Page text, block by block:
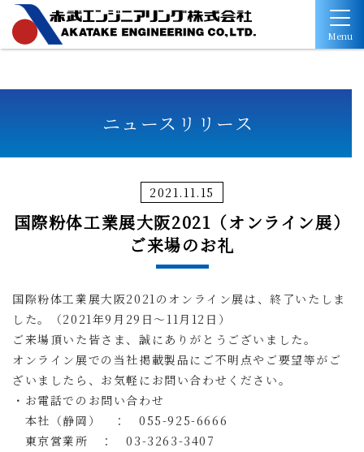
Menu
ニュースリリース
2021.11.15
国際粉体工業展大阪2021（オンライン展）
ご来場のお礼
国際粉体工業展大阪2021のオンライン展は、終了いたしま
した。
（2021年9月29日～11月12日）
ご来場頂いた皆さま、誠にありがとうございました。
オンライン展での当社掲載製品にご不明点やご要望等がご
ざいましたら、お気軽にお問い合わせください。
・お電話でのお問い合わせ
本社（静岡） ：055-925-6666
東京営業所 ：03-3263-3407